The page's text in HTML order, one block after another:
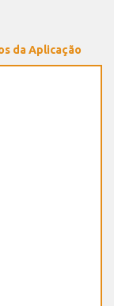
da Aplicação